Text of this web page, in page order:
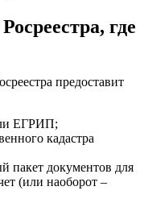
где
предоставит
ЕГРИП;
кадастра
пакет документов для
(или наоборот –